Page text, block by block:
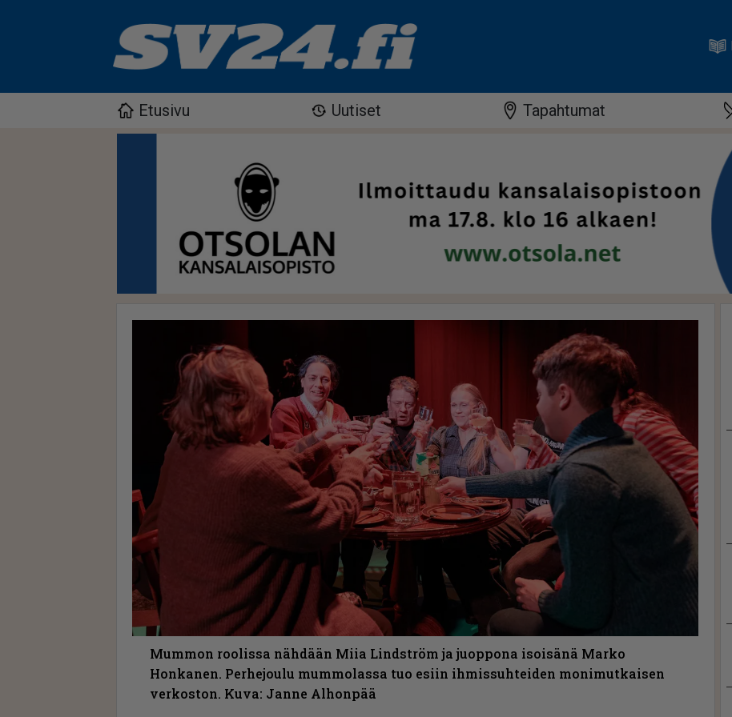
Etusivu Uutiset Tapahtumat
Mummon roolissa nähdään Miia Lindström ja juoppona isoisänä Marko
Honkanen. Perhejoulu mummolassa tuo esiin ihmissuhteiden monimutkaisen
verkoston. Kuva: Janne Alhonpää